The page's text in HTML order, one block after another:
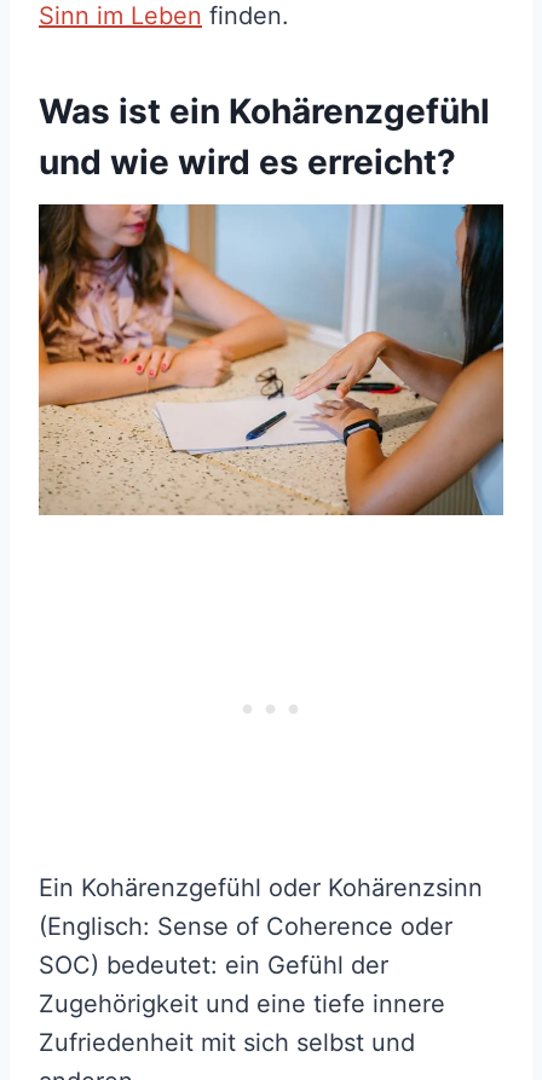
Sinn im Leben finden.
Was ist ein Kohärenzgefühl
und wie wird es erreicht?
Ein Kohärenzgefühl oder Kohärenzsinn
(Englisch: Sense of Coherence oder
SOC) bedeutet: ein Gefühl der
Zugehörigkeit und eine tiefe innere
Zufriedenheit mit sich selbst und